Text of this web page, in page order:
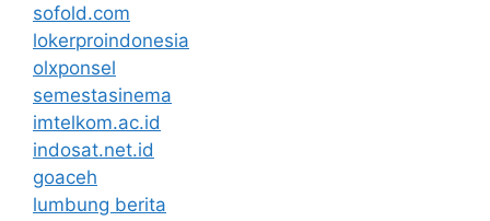
sofold.com
lokerproindonesia
olxponsel
semestasinema
imtelkom.ac.id
indosat.net.id
goaceh
lumbung berita